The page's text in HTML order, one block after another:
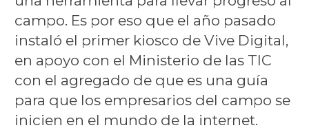
campo. Es por eso que el año pasado
instaló el primer kiosco de Vive Digital,
en apoyo con el Ministerio de las TIC
con el agregado de que es una guía
para que los empresarios del campo se
inicien en el mundo de la internet.